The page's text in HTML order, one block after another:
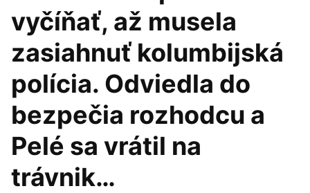
vyčíňať, až musela
zasiahnuť kolumbijská
polícia. Odviedla do
bezpečia rozhodcu a
Pelé sa vrátil na
trávnik…